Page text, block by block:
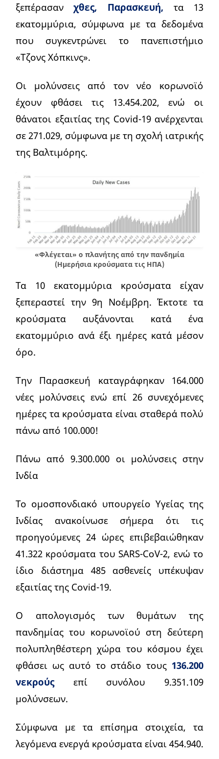
ξεπέρασανχθες, Παρασκευή, τα 13
εκατομμύρια, σύμφωνα με τα δεδομένα
που συγκεντρώνει το πανεπιστήμιο
«Τζονς Χόπκινς».
Οι μολύνσεις από τον νέο κορωνοϊό
έχουν φθάσει τις 13.454.202, ενώ οι
θάνατοι εξαιτίας της Covid-19 ανέρχενται
σε 271.029, σύμφωνα με τη σχολή ιατρικής
της Βαλτιμόρης.
«Φλέγεται» ο πλανήτης από την πανδημία
(Ημερήσια κρούσματα τις ΗΠΑ)
Τα 10 εκατομμύρια κρούσματα είχαν
ξεπεραστεί την 9η Νοέμβρη. Έκτοτε τα
κρούσματα αυξάνονται κατά ένα
εκατομμύριο ανά έξι ημέρες κατά μέσον
όρο.
Την Παρασκευή καταγράφηκαν 164.000
νέες μολύνσεις ενώ επί 26 συνεχόμενες
ημέρες τα κρούσματα είναι σταθερά πολύ
πάνω από 100.000!
Πάνω από 9.300.000 οι μολύνσεις στην
Ινδία
Το ομοσπονδιακό υπουργείο Υγείας της
Ινδίας ανακοίνωσε σήμερα ότι τις
προηγούμενες 24 ώρες επιβεβαιώθηκαν
41.322 κρούσματα του SARS-CoV-2, ενώ το
ίδιο διάστημα 485 ασθενείς υπέκυψαν
εξαιτίας της Covid-19.
Ο απολογισμός των θυμάτων της
πανδημίας του κορωνοϊού στη δεύτερη
πολυπληθέστερη χώρα του κόσμου έχει
φθάσει ως αυτό το στάδιο τους 136.200
νεκρούς επί συνόλου 9.351.109
μολύνσεων.
Σύμφωνα με τα επίσημα στοιχεία, τα
λεγόμενα ενεργά κρούσματα είναι 454.940.